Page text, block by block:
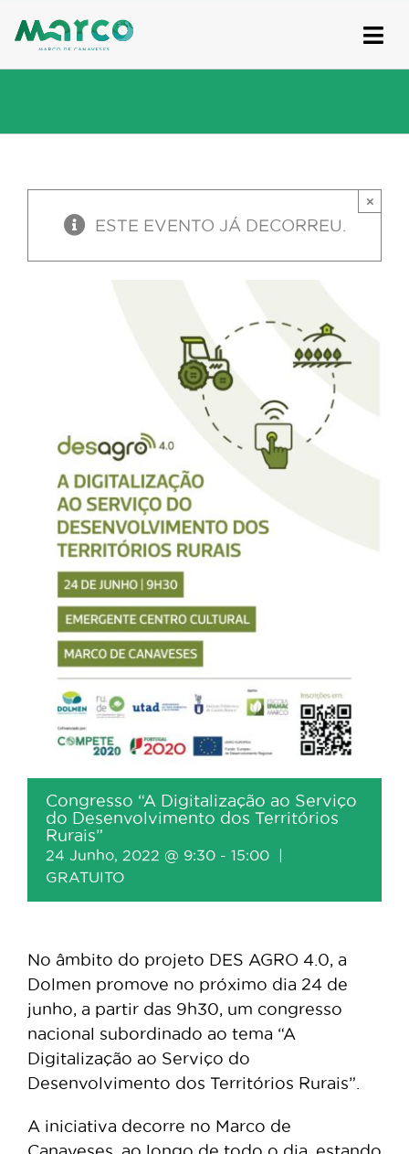
to
ESTE EVENTO JÁ DECORREU.
×
Congresso “A Digitalização ao Serviço
do Desenvolvimento dos Territórios
Rurais”
24 Junho, 2022 @ 9:30 - 15:00
|
GRATUITO
No âmbito do projeto DES AGRO 4.0, a
Dolmen promove no próximo dia 24 de
junho, a partir das 9h30, um congresso
nacional subordinado ao tema “A
Digitalização ao Serviço do
Desenvolvimento dos Territórios Rurais”.
A iniciativa decorre no Marco de
Canaveses, ao longo de todo o dia, estando